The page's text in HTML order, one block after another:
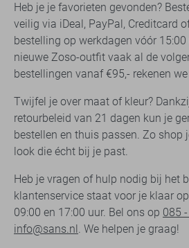
Heb je je favorieten gevonden?
veilig via iDeal, PayPal, Creditcard
bestelling op werkdagen vóór
nieuwe Zoso-outfit vaak al de
bestellingen vanaf €95,- rekenen
Twijfel je over maat of kleur?
retourbeleid van 21 dagen kun je
bestellen en thuis passen. Zo shop
look die écht bij je past.
Heb je vragen of hulp nodig bij het
klantenservice staat voor je klaar
09:00 en 17:00 uur. Bel ons op 085
info@sans.nl. We helpen je graag!